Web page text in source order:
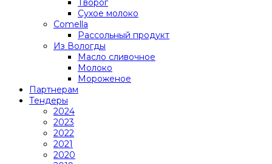
Творог
Сухое молоко
Comеlla
Рассольный продукт
Из Вологды
Масло сливочное
Молоко
Мороженое
Партнерам
Тендеры
2024
2023
2022
2021
2020